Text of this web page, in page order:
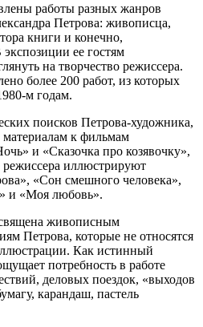
работы разных жанров
Петрова: живописца,
книги и конечно,
ее гостям
на творчество режиссера.
более 200 работ, из которых
м годам.
поисков Петрова-художника,
к фильмам
и «Сказочка про козявочку»,
режиссера иллюстрируют
«Сон смешного человека»,
и «Моя любовь».
живописным
Петрова, которые не относятся
Как истинный
потребность в работе
деловых поездок, «выходов
карандаш, пастель